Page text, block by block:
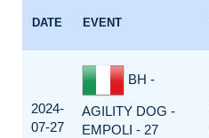
DATE EVENT
2024-
07-27
BH -
AGILITY DOG -
EMPOLI - 27